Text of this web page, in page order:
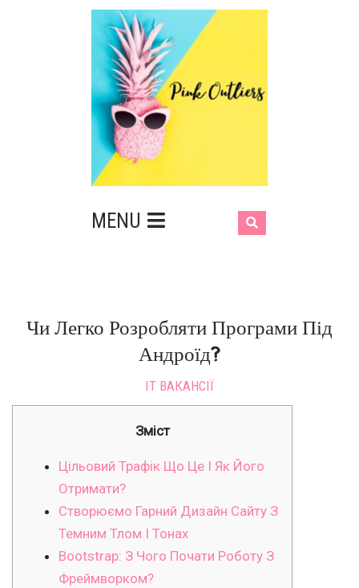
MENU
Чи Легко Розробляти Програми Під
Андроїд?
IT ВАКАНСІЇ
Зміст
Цільовий Трафік Що Це І Як Його
Отримати?
Створюємо Гарний Дизайн Сайту З
Темним Тлом І Тонах
Bootstrap: З Чого Почати Роботу З
Фреймворком?